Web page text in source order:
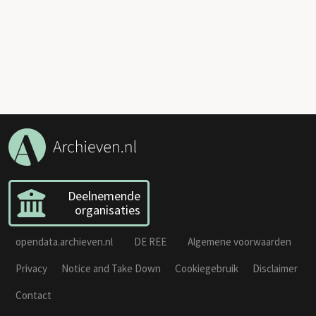
Deelnemende
organisaties
opendata.archieven.nl DE REE
Algemene voorwaarden
Privacy
Notice and Take Down Cookiegebruik
Disclaimer
Contact